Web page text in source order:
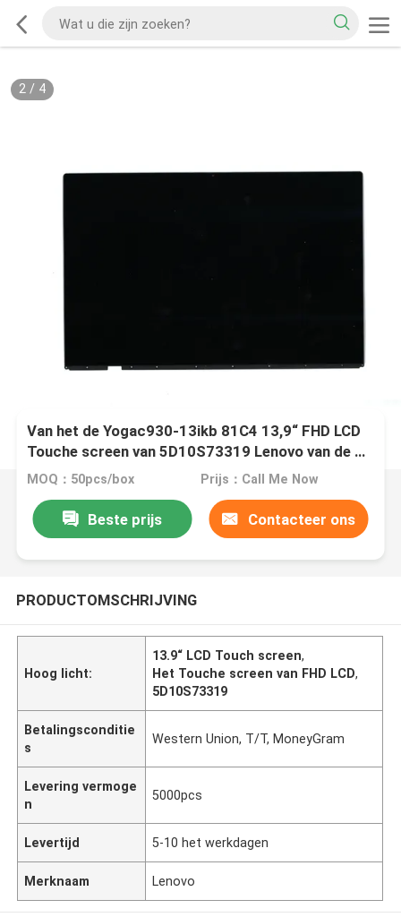
2/ 4
Van het de Yogac930-13ikb 81C4 13,9“ FHD LCD
Touche screen van 5D10S73319 Lenovo van de de
Becijferaarassemblage W het Kaderraad
MOQ：50pcs/box Prijs：Call Me Now
Beste prijs Contacteer ons
PRODUCTOMSCHRIJVING
Hoog licht:
13.9“ LCD Touch screen,
Het Touche screen van FHD LCD,
5D10S73319
Betalingsconditie
s
Western Union, T/T, MoneyGram
Levering vermoge
n
5000pcs
Levertijd 5-10 het werkdagen
Merknaam Lenovo